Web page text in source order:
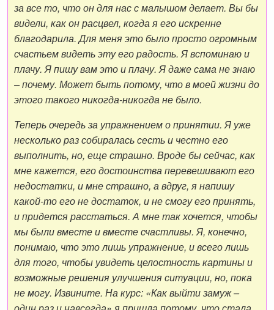
за все то, что он для нас с малышом делает. Вы бы
видели, как он расцвел, когда я его искренне
благодарила. Для меня это было просто огромным
счастьем видеть эту его радость. Я вспоминаю и
плачу. Я пишу вам это и плачу. Я даже сама не знаю
– почему. Может быть потому, что в моей жизни до
этого такого никогда-никогда не было.
Теперь очередь за упражнением о принятии. Я уже
несколько раз собиралась сесть и честно его
выполнить, но, еще страшно. Вроде бы сейчас, как
мне кажется, его достоинства перевешивают его
недостатки, и мне страшно, а вдруг, я напишу
какой-то его не достаток, и не смогу его принять,
и придется расстаться. А мне так хочется, чтобы
мы были вместе и вместе счастливы. Я, конечно,
понимаю, что это лишь упражнение, и всего лишь
для того, чтобы увидеть целостность картины и
возможные решения улучшения ситуации, но, пока
не могу. Извините. На курс: «Как выйти замуж –